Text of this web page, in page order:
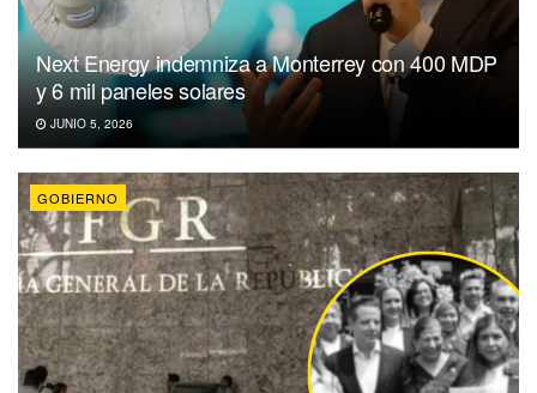
Next Energy indemniza a Monterrey con 400 MDP
y 6 mil paneles solares
JUNIO 5, 2026
GOBIERNO